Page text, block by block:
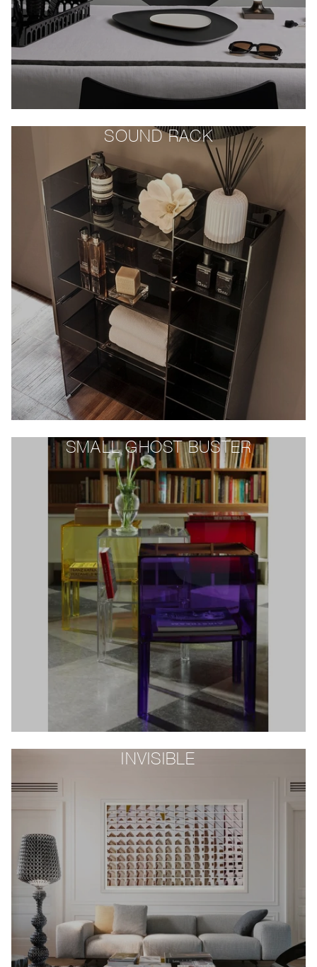
SOUND RACK
SMALL GHOST BUSTER
INVISIBLE